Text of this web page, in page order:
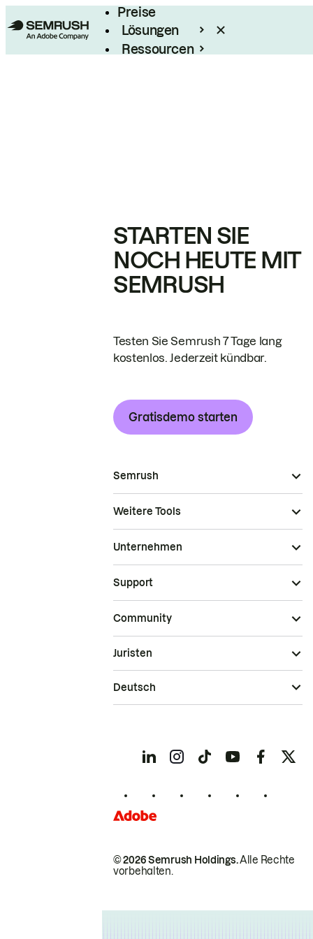
Preise
Lösungen
Ressourcen
STARTEN SIE
NOCH HEUTE MIT
SEMRUSH
Testen Sie Semrush 7 Tage lang
kostenlos. Jederzeit kündbar.
Gratisdemo starten
Semrush
Weitere Tools
Unternehmen
Support
Community
© 2026 Semrush Holdings.Alle Rechte
vorbehalten.
Juristen
Deutsch